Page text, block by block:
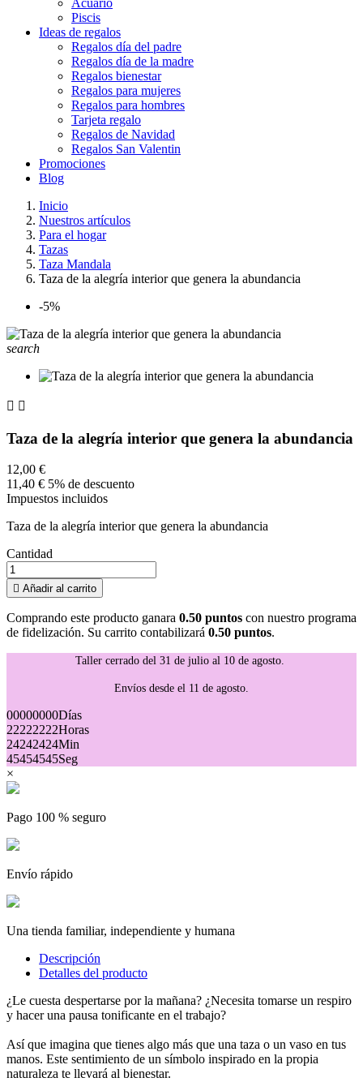
Acuario
Piscis
Ideas de regalos
Regalos día del padre
Regalos día de la madre
Regalos bienestar
Regalos para mujeres
Regalos para hombres
Tarjeta regalo
Regalos de Navidad
Regalos San Valentin
Promociones
Blog
Inicio
Nuestros artículos
Para el hogar
Tazas
Taza Mandala
Taza de la alegría interior que genera la abundancia
-5%
search
 
Taza de la alegría interior que genera la abundancia
12,00 €
11,40 € 5% de descuento
Impuestos incluidos
Taza de la alegría interior que genera la abundancia
Cantidad
 Añadir al carrito
Comprando este producto ganara 0.50 puntos con nuestro programa
de fidelización. Su carrito contabilizará 0.50 puntos.
Taller cerrado del 31 de julio al 10 de agosto.
Envíos desde el 11 de agosto.
00000000Días
22222222Horas
24242424Min
45454545Seg
×
Pago 100 % seguro
Envío rápido
Una tienda familiar, independiente y humana
Descripción
Detalles del producto
¿Le cuesta despertarse por la mañana? ¿Necesita tomarse un respiro
y hacer una pausa tonificante en el trabajo?
Así que imagina que tienes algo más que una taza o un vaso en tus
manos. Este sentimiento de un símbolo inspirado en la propia
naturaleza te llevará al bienestar.